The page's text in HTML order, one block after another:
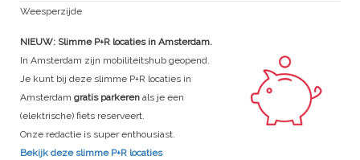
Weesperzijde
NIEUW: Slimme P+R locaties in Amsterdam.
In Amsterdam zijn mobiliteitshub geopend.
Je kunt bij deze slimme P+R locaties in
Amsterdam gratis parkeren als je een
(elektrische) fiets reserveert.
Onze redactie is super enthousiast.
Bekijk deze slimme P+R locaties